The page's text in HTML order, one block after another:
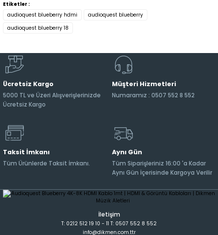
Etiketler :
audioquest blueberry hdmi
audioquest blueberry
audioquest blueberry 18
Ücretsiz Kargo
5000 TL ve Üzeri Alışverişlerinizde
Ücretsiz Kargo
Müşteri Hizmetleri
Numaramız : 0507 552 8 552
Taksit İmkanı
Tüm Ürünlerde Taksit İmkanı.
Aynı Gün
Tüm Siparişleriniz 16:00 'a Kadar
Aynı Gün İçerisinde Kargoya Verilir
İletişim
T: 0212 512 19 10 - 11 T: 0507 552 8 552
info@dikmen.com.ttr